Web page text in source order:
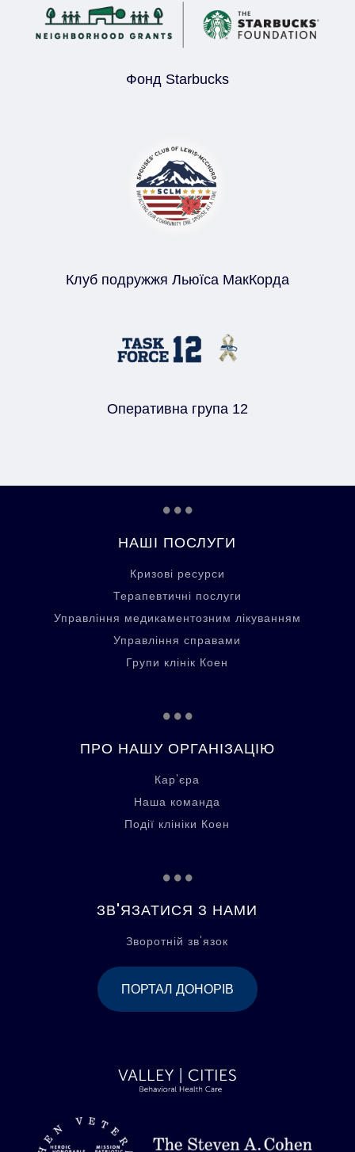
Фонд Starbucks
Клуб подружжя Льюїса МакКорда
Оперативна група 12
...
НАШІ ПОСЛУГИ
Кризові ресурси
Терапевтичні послуги
Управління медикаментозним лікуванням
Управління справами
Групи клінік Коен
...
ПРО НАШУ ОРГАНІЗАЦІЮ
Кар'єра
Наша команда
Події клініки Коен
...
ЗВ'ЯЗАТИСЯ З НАМИ
Зворотній зв'язок
ПОРТАЛ ДОНОРІВ